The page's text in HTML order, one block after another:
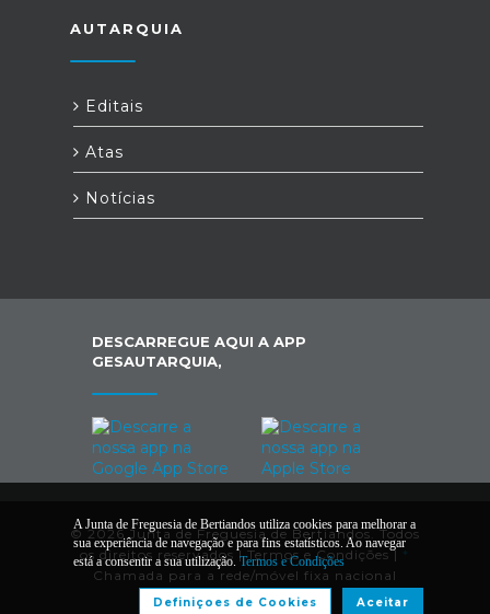
AUTARQUIA
Editais
Atas
Notícias
DESCARREGUE AQUI A APP
GESAUTARQUIA,
© 2026 Junta de Freguesia de Bertiandos. Todos
os direitos reservados |Termos e Condições| *
Chamada para a rede/móvel fixa nacional
A Junta de Freguesia de Bertiandos utiliza cookies para melhorar a
sua experiência de navegação e para fins estatísticos. Ao navegar
está a consentir a sua utilização. Termos e Condições
Aceitar
Definiçoes de Cookies